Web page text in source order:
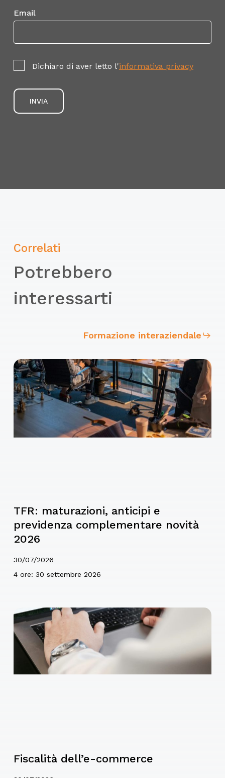
Email
Dichiaro di aver letto l'informativa privacy
Correlati
Potrebbero
interessarti
Formazione interaziendale
TFR: maturazioni, anticipi e
previdenza complementare novità
2026
30/07/2026
4 ore: 30 settembre 2026
Fiscalità dell’e-commerce